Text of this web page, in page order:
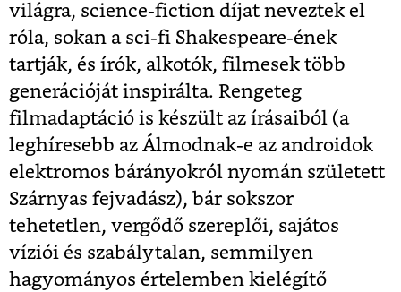
világra, science-fiction díjat neveztek el
róla, sokan a sci-fi Shakespeare-ének
tartják, és írók, alkotók, filmesek több
generációját inspirálta. Rengeteg
filmadaptáció is készült az írásaiból (a
leghíresebb az Álmodnak-e az androidok
elektromos bárányokról nyomán született
Szárnyas fejvadász), bár sokszor
tehetetlen, vergődő szereplői, sajátos
víziói és szabálytalan, semmilyen
hagyományos értelemben kielégítő